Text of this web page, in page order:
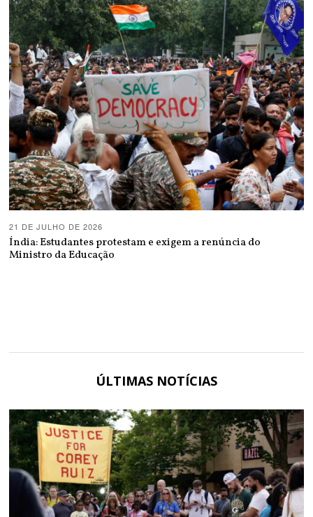
21 DE JULHO DE 2026
Índia: Estudantes protestam e exigem a renúncia do
Ministro da Educação
ÚLTIMAS NOTÍCIAS